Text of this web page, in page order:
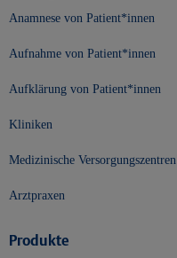
Anamnese von Patient*innen
Aufnahme von Patient*innen
Aufklärung von Patient*innen
Kliniken
Medizinische Versorgungszentren
Arztpraxen
Produkte